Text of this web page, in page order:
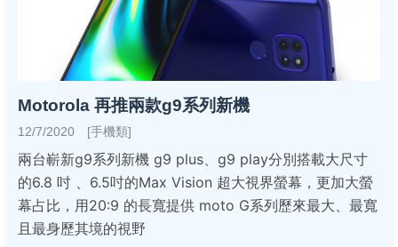
Motorola 再推兩款g9系列新機
12/7/2020 [手機類]
兩台嶄新g9系列新機 g9 plus、g9 play分別搭載大尺寸
的6.8 吋 、6.5吋的Max Vision 超大視界螢幕，更加大螢
幕占比，用20:9 的長寬提供 moto G系列歷來最大、最寬
且最身歷其境的視野